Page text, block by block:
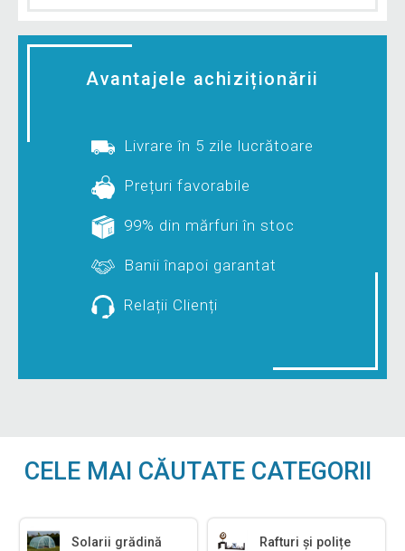
Avantajele achiziționării
Livrare în 5 zile lucrătoare
Prețuri favorabile
99% din mărfuri în stoc
Banii înapoi garantat
Relații Clienți
CELE MAI CĂUTATE CATEGORII
Solarii grădină Rafturi și polițe